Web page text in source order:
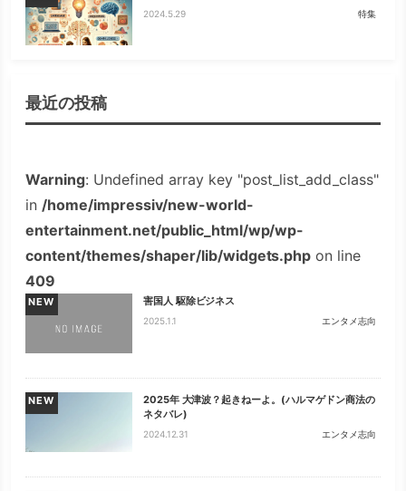
2024.5.29 特集
最近の投稿
Warning: Undefined array key "post_list_add_class"
in /home/impressiv/new-world-
entertainment.net/public_html/wp/wp-
content/themes/shaper/lib/widgets.php on line
409
NEW 害国人 駆除ビジネス
2025.1.1 エンタメ志向
NEW
2025年 大津波？起きねーよ。(ハルマゲドン商法の
ネタバレ)
2024.12.31 エンタメ志向